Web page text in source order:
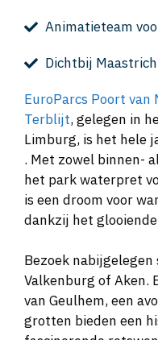
Animatieteam
Dichtbij
EuroParcs Poort
Terblijt, gelegen in
Limburg, is het hele
. Met zowel binnen-
het park waterpret
is een droom voor
dankzij het
Bezoek
Valkenburg of Aken.
van Geulhem, een
grotten bieden een